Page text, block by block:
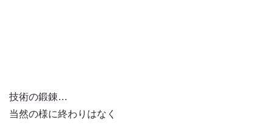
技術の鍛錬…
当然の様に終わりはなく